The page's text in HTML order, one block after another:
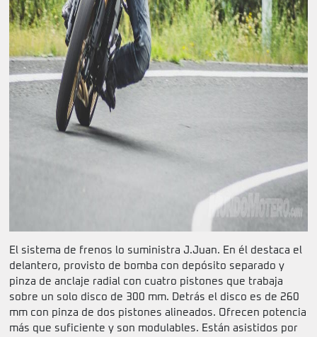
El sistema de frenos lo suministra J.Juan. En él destaca el
delantero, provisto de bomba con depósito separado y
pinza de anclaje radial con cuatro pistones que trabaja
sobre un solo disco de 300 mm. Detrás el disco es de 260
mm con pinza de dos pistones alineados. Ofrecen potencia
más que suficiente y son modulables. Están asistidos por